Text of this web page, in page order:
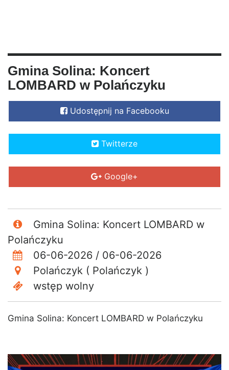
Gmina Solina: Koncert
LOMBARD w Polańczyku
Udostępnij na Facebooku
Twitterze
Google+
Gmina Solina: Koncert LOMBARD w
Polańczyku
06-06-2026 / 06-06-2026
Polańczyk ( Polańczyk )
wstęp wolny
Gmina Solina: Koncert LOMBARD w Polańczyku